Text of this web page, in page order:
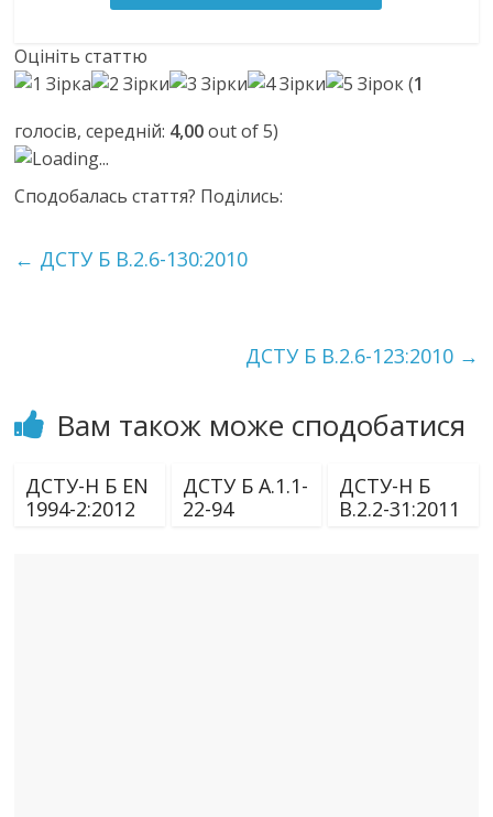
Оцініть статтю
(1
голосів, середній: 4,00out of 5)
Loading...
Сподобалась стаття? Поділись:
← ДСТУ Б В.2.6-130:2010
ДСТУ Б В.2.6-123:2010 →
Вам також може сподобатися
ДСТУ-Н Б EN
1994-2:2012
ДСТУ Б А.1.1-
22-94
ДСТУ-Н Б
В.2.2-31:2011